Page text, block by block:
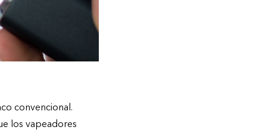
convencional.
los vapeadores